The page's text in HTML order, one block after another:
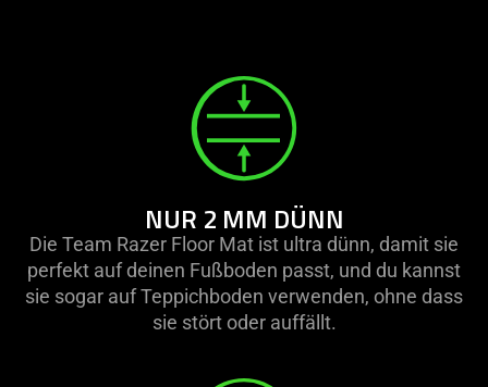
NUR 2 MM DÜNN
Die Team Razer Floor Mat ist ultra dünn, damit sie
perfekt auf deinen Fußboden passt, und du kannst
sie sogar auf Teppichboden verwenden, ohne dass
sie stört oder auffällt.